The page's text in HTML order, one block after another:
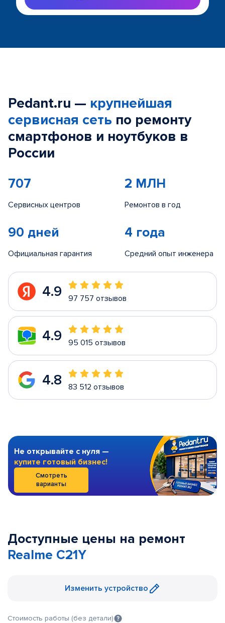
Pedant.ru — крупнейшая
сервисная сеть по ремонту
смартфонов и ноутбуков в
России
707
Сервисных центров
2 МЛН
Ремонтов в год
90 дней
Официальная гарантия
4 года
Средний опыт инженера
4.9 97 757 отзывов
4.9 95 015 отзывов
4.8 83 512 отзывов
Не открывайте с нуля —
купите готовый бизнес!
Смотреть
варианты
Доступные цены на ремонт
Realme C21Y
Изменить устройство
Стоимость работы (без детали)